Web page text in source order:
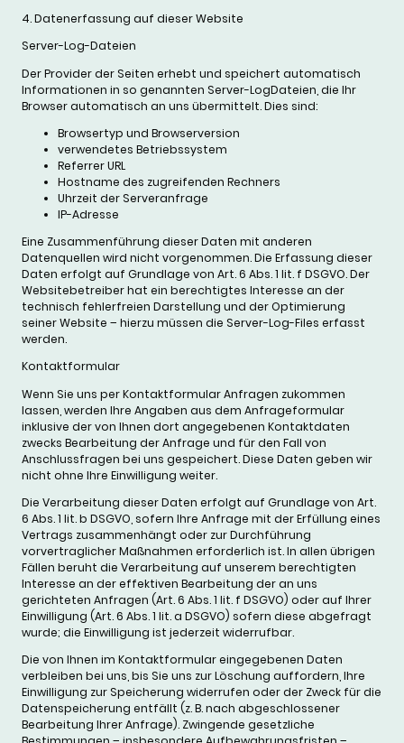
4. Datenerfassung auf dieser Website
Server-Log-Dateien
Der Provider der Seiten erhebt und speichert automatisch
Informationen in so genannten Server-LogDateien, die Ihr
Browser automatisch an uns übermittelt. Dies sind:
Browsertyp und Browserversion
verwendetes Betriebssystem
Referrer URL
Hostname des zugreifenden Rechners
Uhrzeit der Serveranfrage
IP-Adresse
Eine Zusammenführung dieser Daten mit anderen
Datenquellen wird nicht vorgenommen. Die Erfassung dieser
Daten erfolgt auf Grundlage von Art. 6 Abs. 1 lit. f DSGVO. Der
Websitebetreiber hat ein berechtigtes Interesse an der
technisch fehlerfreien Darstellung und der Optimierung
seiner Website – hierzu müssen die Server-Log-Files erfasst
werden.
Kontaktformular
Wenn Sie uns per Kontaktformular Anfragen zukommen
lassen, werden Ihre Angaben aus dem Anfrageformular
inklusive der von Ihnen dort angegebenen Kontaktdaten
zwecks Bearbeitung der Anfrage und für den Fall von
Anschlussfragen bei uns gespeichert. Diese Daten geben wir
nicht ohne Ihre Einwilligung weiter.
Die Verarbeitung dieser Daten erfolgt auf Grundlage von Art.
6 Abs. 1 lit. b DSGVO, sofern Ihre Anfrage mit der Erfüllung eines
Vertrags zusammenhängt oder zur Durchführung
vorvertraglicher Maßnahmen erforderlich ist. In allen übrigen
Fällen beruht die Verarbeitung auf unserem berechtigten
Interesse an der effektiven Bearbeitung der an uns
gerichteten Anfragen (Art. 6 Abs. 1 lit. f DSGVO) oder auf Ihrer
Einwilligung (Art. 6 Abs. 1 lit. a DSGVO) sofern diese abgefragt
wurde; die Einwilligung ist jederzeit widerrufbar.
Die von Ihnen im Kontaktformular eingegebenen Daten
verbleiben bei uns, bis Sie uns zur Löschung auffordern, Ihre
Einwilligung zur Speicherung widerrufen oder der Zweck für die
Datenspeicherung entfällt (z. B. nach abgeschlossener
Bearbeitung Ihrer Anfrage). Zwingende gesetzliche